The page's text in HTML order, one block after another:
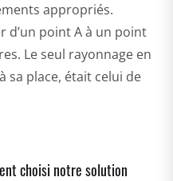
appropriés.
d’un point A à un point
Le seul rayonnage en
sa place, était celui de
choisi notre solution